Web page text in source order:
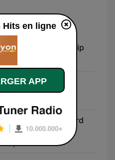
Praise and Worship
/ Love The Lord
Lafleur)
Hits en ligne
APP